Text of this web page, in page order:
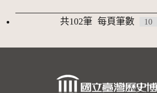
共102筆 每頁筆數